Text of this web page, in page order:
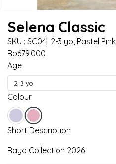
Selena Classic
SKU : SC04 2-3 yo, Pastel Pink
Rp679.000
Age
2-3 yo
Colour
Short Description
Raya Collection 2026